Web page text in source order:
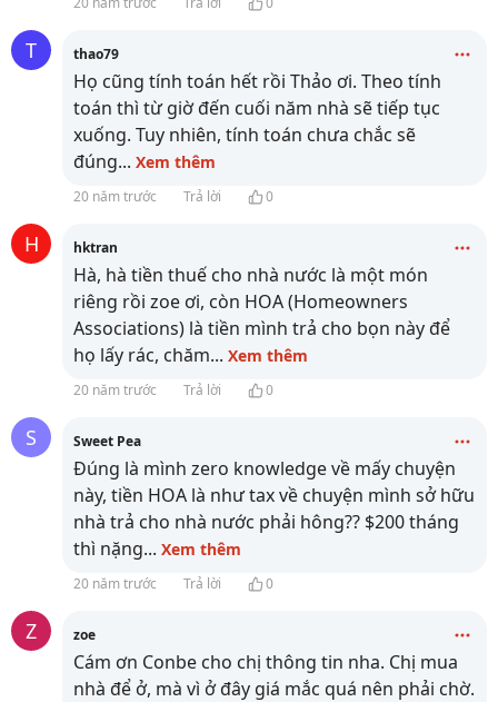
T thao79
Họ cũng tính toán hết rồi Thảo ơi. Theo tính
toán thì từ giờ đến cuối năm nhà sẽ tiếp tục
xuống. Tuy nhiên, tính toán chưa chắc sẽ
đúng... Xem thêm
20 năm trước Trả lời 0
H hktran
Hà, hà tiền thuế cho nhà nước là một món
riêng rồi zoe ơi, còn HOA (Homeowners
Associations) là tiền mình trả cho bọn này để
họ lấy rác, chăm... Xem thêm
20 năm trước Trả lời 0
S Sweet Pea
Đúng là mình zero knowledge về mấy chuyện
này, tiền HOA là như tax về chuyện mình sở hữu
nhà trả cho nhà nước phải hông?? $200 tháng
thì nặng... Xem thêm
20 năm trước Trả lời 0
Z zoe
Cám ơn Conbe cho chị thông tin nha. Chị mua
nhà để ở, mà vì ở đây giá mắc quá nên phải chờ.